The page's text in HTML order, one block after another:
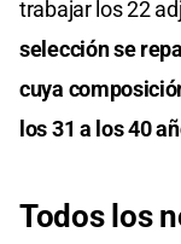
trabajar los 22
selección se
cuya
los 31 a los 40
Todos los